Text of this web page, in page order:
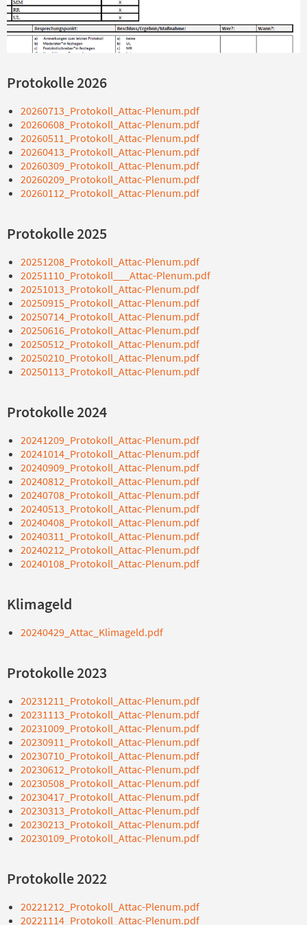
Protokolle 2026
20260713_Protokoll_Attac-Plenum.pdf
20260608_Protokoll_Attac-Plenum.pdf
20260511_Protokoll_Attac-Plenum.pdf
20260413_Protokoll_Attac-Plenum.pdf
20260309_Protokoll_Attac-Plenum.pdf
20260209_Protokoll_Attac-Plenum.pdf
20260112_Protokoll_Attac-Plenum.pdf
Protokolle 2025
20251208_Protokoll_Attac-Plenum.pdf
20251110_Protokoll___Attac-Plenum.pdf
20251013_Protokoll_Attac-Plenum.pdf
20250915_Protokoll_Attac-Plenum.pdf
20250714_Protokoll_Attac-Plenum.pdf
20250616_Protokoll_Attac-Plenum.pdf
20250512_Protokoll_Attac-Plenum.pdf
20250210_Protokoll_Attac-Plenum.pdf
20250113_Protokoll_Attac-Plenum.pdf
Protokolle 2024
20241209_Protokoll_Attac-Plenum.pdf
20241014_Protokoll_Attac-Plenum.pdf
20240909_Protokoll_Attac-Plenum.pdf
20240812_Protokoll_Attac-Plenum.pdf
20240708_Protokoll_Attac-Plenum.pdf
20240513_Protokoll_Attac-Plenum.pdf
20240408_Protokoll_Attac-Plenum.pdf
20240311_Protokoll_Attac-Plenum.pdf
20240212_Protokoll_Attac-Plenum.pdf
20240108_Protokoll_Attac-Plenum.pdf
Klimageld
20240429_Attac_Klimageld.pdf
Protokolle 2023
20231211_Protokoll_Attac-Plenum.pdf
20231113_Protokoll_Attac-Plenum.pdf
20231009_Protokoll_Attac-Plenum.pdf
20230911_Protokoll_Attac-Plenum.pdf
20230710_Protokoll_Attac-Plenum.pdf
20230612_Protokoll_Attac-Plenum.pdf
20230508_Protokoll_Attac-Plenum.pdf
20230417_Protokoll_Attac-Plenum.pdf
20230313_Protokoll_Attac-Plenum.pdf
20230213_Protokoll_Attac-Plenum.pdf
20230109_Protokoll_Attac-Plenum.pdf
Protokolle 2022
20221212_Protokoll_Attac-Plenum.pdf
20221114_Protokoll_Attac-Plenum.pdf